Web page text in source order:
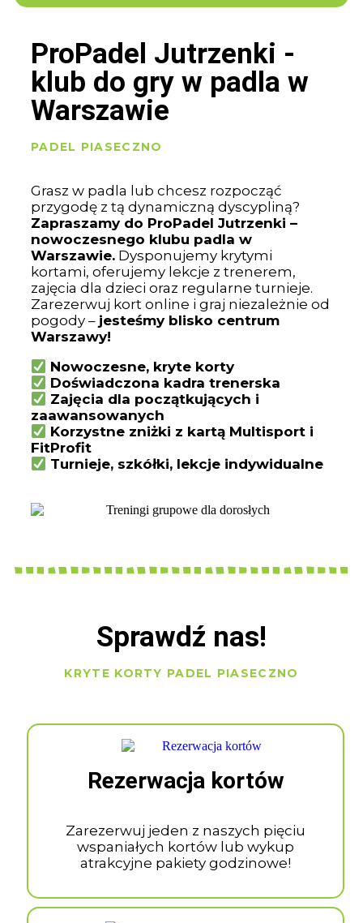
ProPadel Jutrzenki -
klub do gry w padla w
Warszawie
PADEL PIASECZNO
Grasz w padla lub chcesz rozpocząć
przygodę z tą dynamiczną dyscypliną?
Zapraszamy do ProPadel Jutrzenki –
nowoczesnego klubu padla w
Warszawie. Dysponujemy krytymi
kortami, oferujemy lekcje z trenerem,
zajęcia dla dzieci oraz regularne turnieje.
Zarezerwuj kort online i graj niezależnie od
pogody – jesteśmy blisko centrum
Warszawy!
Nowoczesne, kryte korty
Doświadczona kadra trenerska
Zajęcia dla początkujących i
zaawansowanych
Korzystne zniżki z kartą Multisport i
FitProfit
Turnieje, szkółki, lekcje indywidualne
Sprawdź nas!
KRYTE KORTY PADEL PIASECZNO
Rezerwacja kortów
Zarezerwuj jeden z naszych pięciu
wspaniałych kortów lub wykup
atrakcyjne pakiety godzinowe!